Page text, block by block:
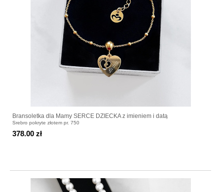
Bransoletka dla Mamy SERCE DZIECKA z imieniem i datą
Srebro pokryte złotem pr. 750
378.00 zł